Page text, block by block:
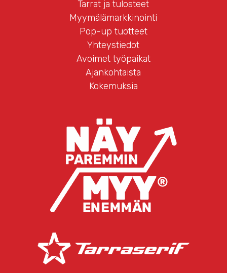
Tarrat ja tulosteet
Myymälämarkkinointi
Pop-up tuotteet
Yhteystiedot
Avoimet työpaikat
Ajankohtaista
Kokemuksia